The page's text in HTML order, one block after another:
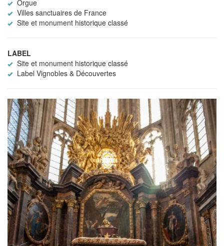
Orgue
Villes sanctuaires de France
Site et monument historique classé
LABEL
Site et monument historique classé
Label Vignobles & Découvertes